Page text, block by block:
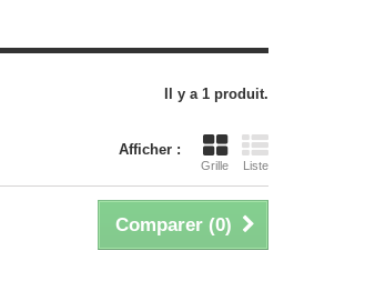
Il y a 1 produit.
Afficher :
Grille Liste
Comparer (0)